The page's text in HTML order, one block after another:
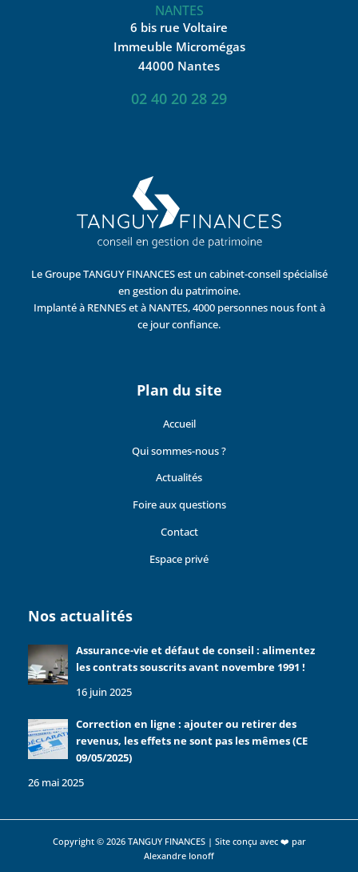
NANTES
6 bis rue Voltaire
Immeuble Micromégas
44000 Nantes
02 40 20 28 29
Le Groupe TANGUY FINANCES est un cabinet-conseil spécialisé
en gestion du patrimoine.
Implanté à RENNES et à NANTES, 4000 personnes nous font à
ce jour confiance.
Plan du site
Accueil
Qui sommes-nous ?
Actualités
Foire aux questions
Contact
Espace privé
Nos actualités
Assurance-vie et défaut de conseil : alimentez
les contrats souscrits avant novembre 1991 !
16 juin 2025
Correction en ligne : ajouter ou retirer des
revenus, les effets ne sont pas les mêmes (CE
09/05/2025)
26 mai 2025
Copyright © 2026 TANGUY FINANCES | Site conçu avec ❤️ par
Alexandre Ionoff